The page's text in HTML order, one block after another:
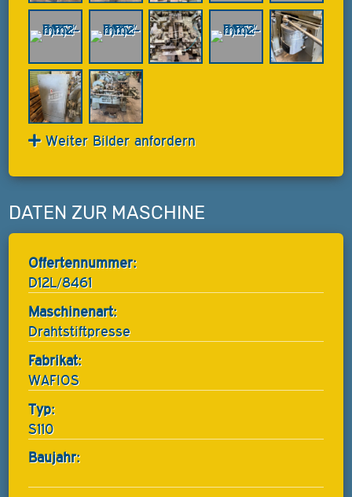
Weiter Bilder anfordern
DATEN ZUR MASCHINE
Offertennummer:
D12L/8461
Maschinenart:
Drahtstiftpresse
Fabrikat:
WAFIOS
Typ:
S110
Baujahr: